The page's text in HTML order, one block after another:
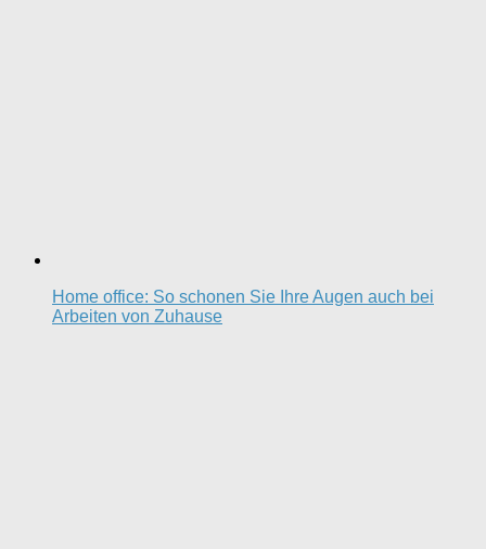
Home office: So schonen Sie Ihre Augen auch bei
Arbeiten von Zuhause